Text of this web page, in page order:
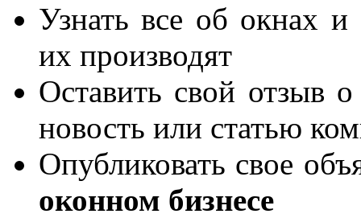
Узнать все об окнах и
их производят
Оставить свой отзыв
новость или статью
Опубликовать свое
оконном бизнесе